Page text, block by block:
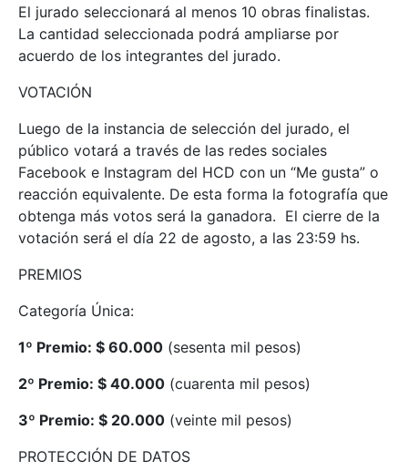
El jurado seleccionará al menos 10 obras finalistas.
La cantidad seleccionada podrá ampliarse por
acuerdo de los integrantes del jurado.
VOTACIÓN
Luego de la instancia de selección del jurado, el
público votará a través de las redes sociales
Facebook e Instagram del HCD con un “Me gusta” o
reacción equivalente. De esta forma la fotografía que
obtenga más votos será la ganadora. El cierre de la
votación será el día 22 de agosto, a las 23:59 hs.
PREMIOS
Categoría Única:
1º Premio: $ 60.000 (sesenta mil pesos)
2º Premio: $ 40.000 (cuarenta mil pesos)
3º Premio: $ 20.000 (veinte mil pesos)
PROTECCIÓN DE DATOS